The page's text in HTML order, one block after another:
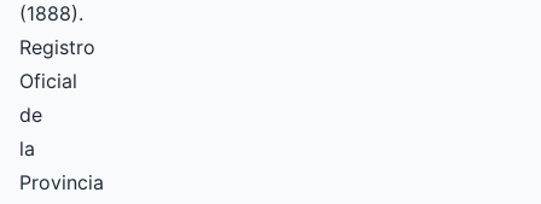
(1888).
Registro
Oficial
de
la
Provincia